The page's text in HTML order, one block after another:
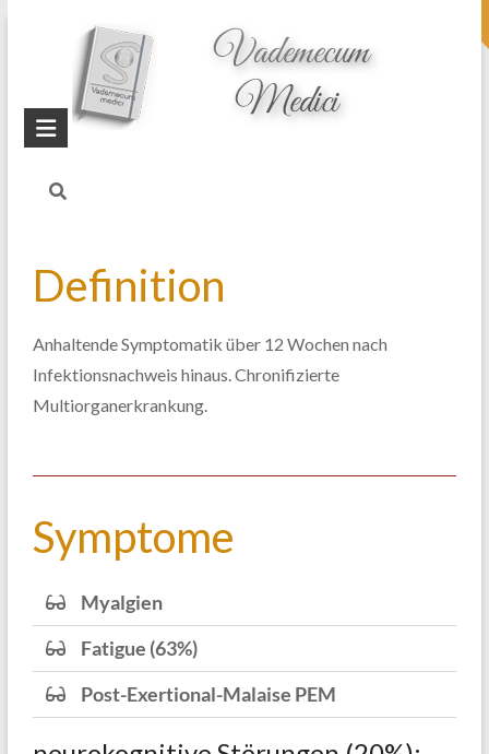
topheader
Startseite
Blog
Post-COVID-
Definition
Anhaltende Symptomatik über 12 Wochen nach
Infektionsnachweis hinaus. Chronifizierte
Multiorganerkrankung.
Symptome
Myalgien
Fatigue (63%)
Post-Exertional-Malaise PEM